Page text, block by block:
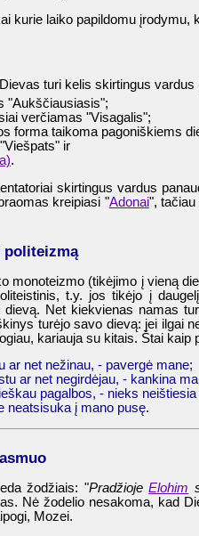
kurie laiko papildomu
turi kelis skirtingus vardus
"Aukščiausiasis";
verčiamas "Visagalis";
forma taikoma pagoniškiems
ir
.
skirtingus vardus
kreipiasi "Adonai", tačiau
politeizmą
monoteizmo (tikėjimo į vieną
t.y. jos tikėjo į
Net kiekvienas namas
turėjo savo dievą: jei ilgai
kariauja su kitais. Štai
ar net nežinau, - pavergė mane;
ar net negirdėjau, - kankina
pagalbos, - nieks
neatsisuka į mano pusę.
žodžiais: "PradžiojeElohim
Nė žodelio nesakoma, kad
Mozei.